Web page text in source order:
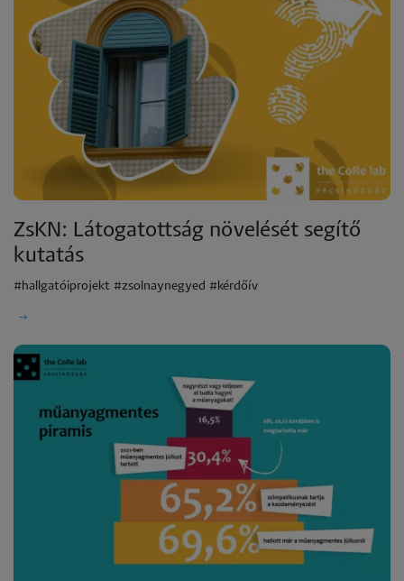
ZsKN: Látogatottság növelését segítő
kutatás
#hallgatóiprojekt #zsolnaynegyed #kérdőív